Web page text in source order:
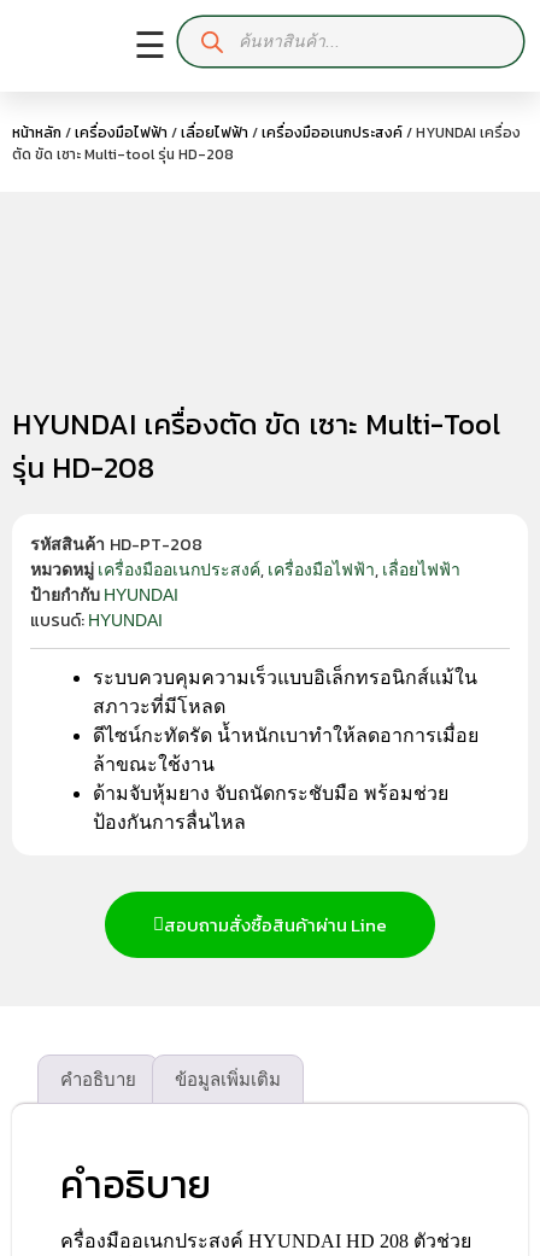
☰
หน้าหลัก /เครื่องมือไฟฟ้า /เลื่อยไฟฟ้า /เครื่องมืออเนกประสงค์/ HYUNDAI เครื่อง
ตัด ขัด เซาะ Multi-tool รุ่น HD-208
HYUNDAI เครื่องตัด ขัด เซาะ Multi-Tool
รุ่น HD-208
รหัสสินค้า HD-PT-208
หมวดหมู่ เครื่องมืออเนกประสงค์, เครื่องมือไฟฟ้า, เลื่อยไฟฟ้า
ป้ายกำกับ HYUNDAI
แบรนด์: HYUNDAI
ระบบควบคุมความเร็วแบบอิเล็กทรอนิกส์แม้ใน
สภาวะที่มีโหลด
ดีไซน์กะทัดรัด นํ้าหนักเบาทำให้ลดอาการเมื่อย
ล้าขณะใช้งาน
ด้ามจับหุ้มยาง จับถนัดกระชับมือ พร้อมช่วย
ป้องกันการลื่นไหล
สอบถามสั่งซื้อสินค้าผ่าน Line
คำอธิบาย ข้อมูลเพิ่มเติม
คำอธิบาย
ครื่องมืออเนกประสงค์ HYUNDAI HD 208 ตัวช่วย